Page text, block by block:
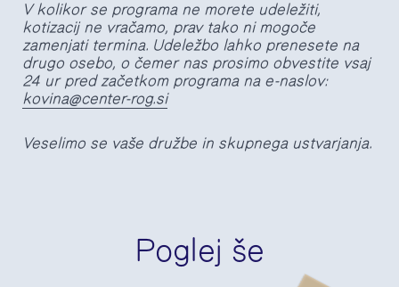
V kolikor se programa ne morete udeležiti,
kotizacij ne vračamo, prav tako ni mogoče
zamenjati termina. Udeležbo lahko prenesete na
drugo osebo, o čemer nas prosimo obvestite vsaj
24 ur pred začetkom programa na e-naslov:
kovina@center-rog.si
Veselimo se vaše družbe in skupnega ustvarjanja.
Poglej še